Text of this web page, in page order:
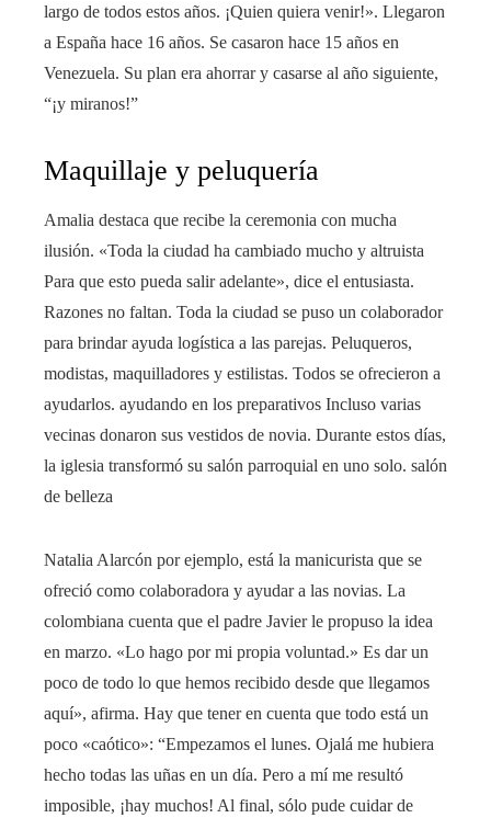
largo de todos estos años. ¡Quien quiera venir!». Llegaron
a España hace 16 años. Se casaron hace 15 años en
Venezuela. Su plan era ahorrar y casarse al año siguiente,
“¡y miranos!”
Maquillaje y peluquería
Amalia destaca que recibe la ceremonia con mucha
ilusión. «Toda la ciudad ha cambiado mucho y altruista
Para que esto pueda salir adelante», dice el entusiasta.
Razones no faltan. Toda la ciudad se puso un colaborador
para brindar ayuda logística a las parejas. Peluqueros,
modistas, maquilladores y estilistas. Todos se ofrecieron a
ayudarlos. ayudando en los preparativos Incluso varias
vecinas donaron sus vestidos de novia. Durante estos días,
la iglesia transformó su salón parroquial en uno solo. salón
de belleza
Natalia Alarcón por ejemplo, está la manicurista que se
ofreció como colaboradora y ayudar a las novias. La
colombiana cuenta que el padre Javier le propuso la idea
en marzo. «Lo hago por mi propia voluntad.» Es dar un
poco de todo lo que hemos recibido desde que llegamos
aquí», afirma. Hay que tener en cuenta que todo está un
poco «caótico»: “Empezamos el lunes. Ojalá me hubiera
hecho todas las uñas en un día. Pero a mí me resultó
imposible, ¡hay muchos! Al final, sólo pude cuidar de